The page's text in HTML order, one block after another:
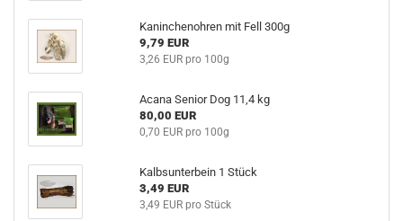
Kaninchenohren mit Fell 300g
9,79 EUR
3,26 EUR pro 100g
Acana Senior Dog 11,4 kg
80,00 EUR
0,70 EUR pro 100g
Kalbsunterbein 1 Stück
3,49 EUR
3,49 EUR pro Stück